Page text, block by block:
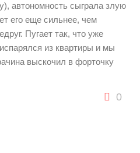
автономность сыграла злую
его еще сильнее, чем
Пугает так, что уже
из квартиры и мы
выскочил в форточку
0